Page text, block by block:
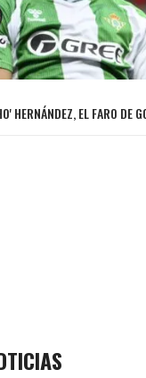
HERNÁNDEZ, EL FARO DE